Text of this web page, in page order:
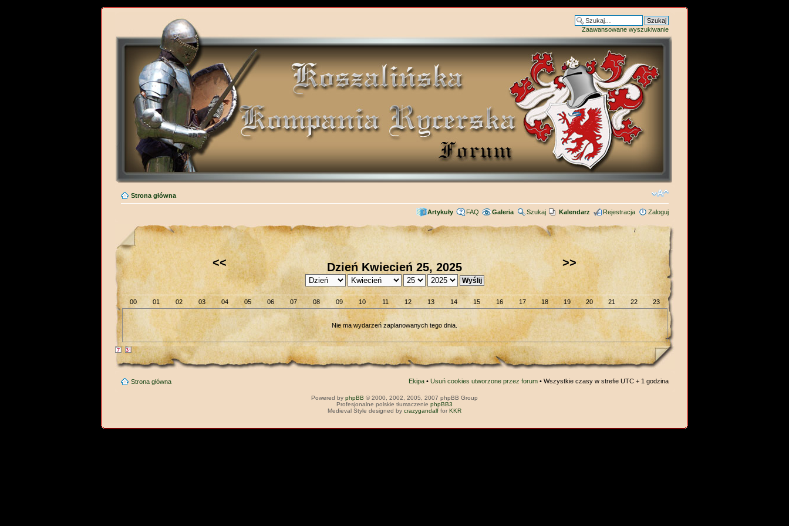
Zaawansowane wyszukiwanie
Strona główna
Artykuły FAQ Galeria Szukaj Kalendarz Rejestracja Zaloguj
<< Dzień Kwiecień 25, 2025 >>
00 01 02 03 04 05 06 07 08 09 10 11 12 13 14 15 16 17 18 19 20 21 22 23
Nie ma wydarzeń zaplanowanych tego dnia.
Strona główna Ekipa• Usuń cookies utworzone przez forum• Wszystkie czasy w strefie UTC + 1 godzina
Powered by phpBB © 2000, 2002, 2005, 2007 phpBB Group
Profesjonalne polskie tłumaczenie phpBB3
Medieval Style designed by crazygandalf for KKR